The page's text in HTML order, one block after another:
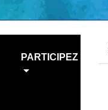
PARTICIPEZ